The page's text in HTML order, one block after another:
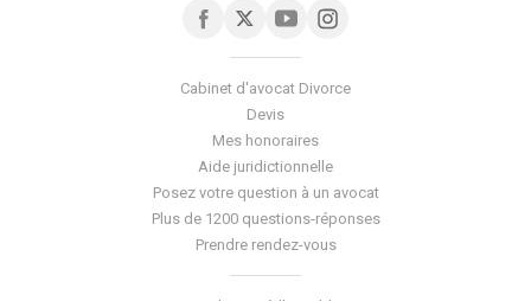
Cabinet d'avocat Divorce
Devis
Mes honoraires
Aide juridictionnelle
Posez votre question à un avocat
Plus de 1200 questions-réponses
Prendre rendez-vous